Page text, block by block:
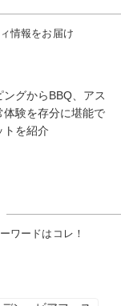
情報をお届け
グからBBQ、アス
体験を存分に堪能で
トを紹介
ワードはコレ！